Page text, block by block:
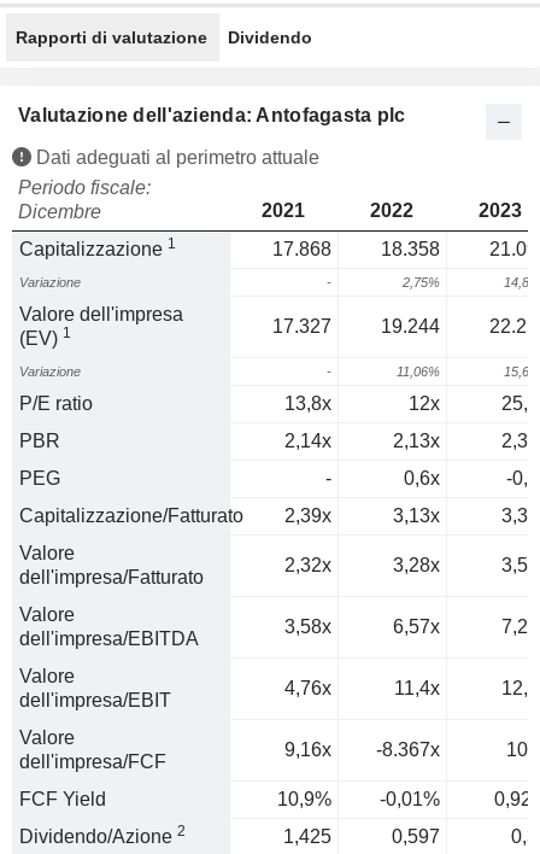
Rapporti di valutazione Dividendo
Valutazione dell'azienda: Antofagasta plc
Dati adeguati al perimetro attuale
Periodo fiscale:
Dicembre
2021 2022
2023
Capitalizzazione 1 17.868 18.358
Variazione - 2,75%
Valore dell'impresa
(EV) 1 17.327 19.244
Variazione - 11,06%
P/E ratio 13,8x 12x
PBR
2,14x 2,13x
PEG
- 0,6x
-
Capitalizzazione/Fatturato
2,39x 3,13x
Valore
dell'impresa/Fatturato
2,32x 3,28x
Valore
dell'impresa/EBITDA
3,58x 6,57x
Valore
dell'impresa/EBIT
4,76x 11,4x
Valore
dell'impresa/FCF
9,16x -8.367x
FCF Yield 10,9% -0,01%
Dividendo/Azione 2 1,425 0,597